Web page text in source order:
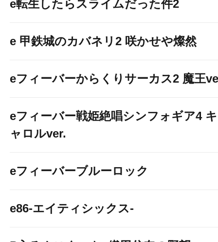
e転生したらスライムだった件2
e 甲鉄城のカバネリ2 咲かせや燦然
eフィーバーからくりサーカス2 魔王
eフィーバー戦姫絶唱シンフォギア4 キ
ャロルver.
eフィーバーブルーロック
e86-エイティシックス-